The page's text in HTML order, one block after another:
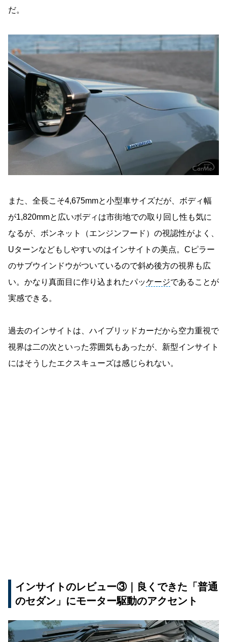
だ。
また、全長こそ4,675mmと小型車サイズだが、ボディ幅
が1,820mmと広いボディは市街地での取り回し性も気に
なるが、ボンネット（エンジンフード）の視認性がよく、
Uターンなどもしやすいのはインサイトの美点。Cピラー
のサブウインドウがついているので斜め後方の視界も広
い。かなり真面目に作り込まれたパッケージであることが
実感できる。
過去のインサイトは、ハイブリッドカーだから空力重視で
視界は二の次といった雰囲気もあったが、新型インサイト
にはそうしたエクスキューズは感じられない。
インサイトのレビュー③｜良くできた「普通
のセダン」にモーター駆動のアクセント